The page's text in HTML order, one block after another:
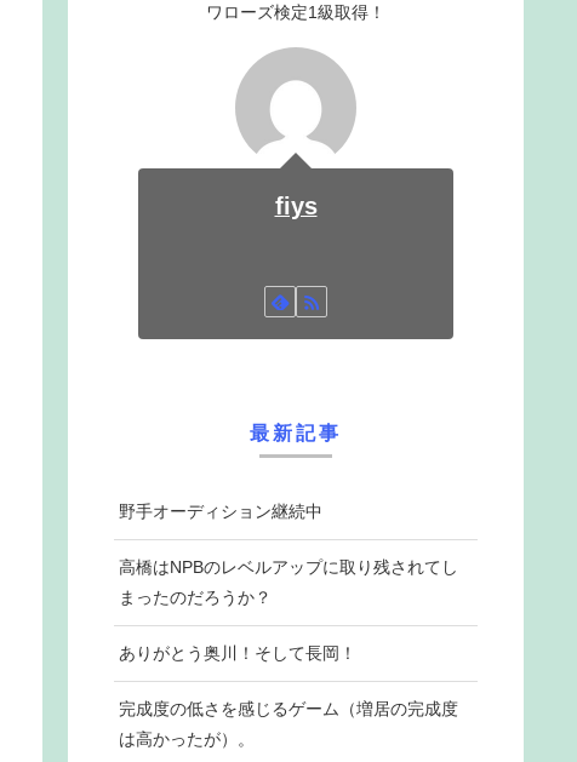
ワローズ検定1級取得！
fiys
最新記事
野手オーディション継続中
高橋はNPBのレベルアップに取り残されてし
まったのだろうか？
ありがとう奥川！そして長岡！
完成度の低さを感じるゲーム（増居の完成度
は高かったが）。